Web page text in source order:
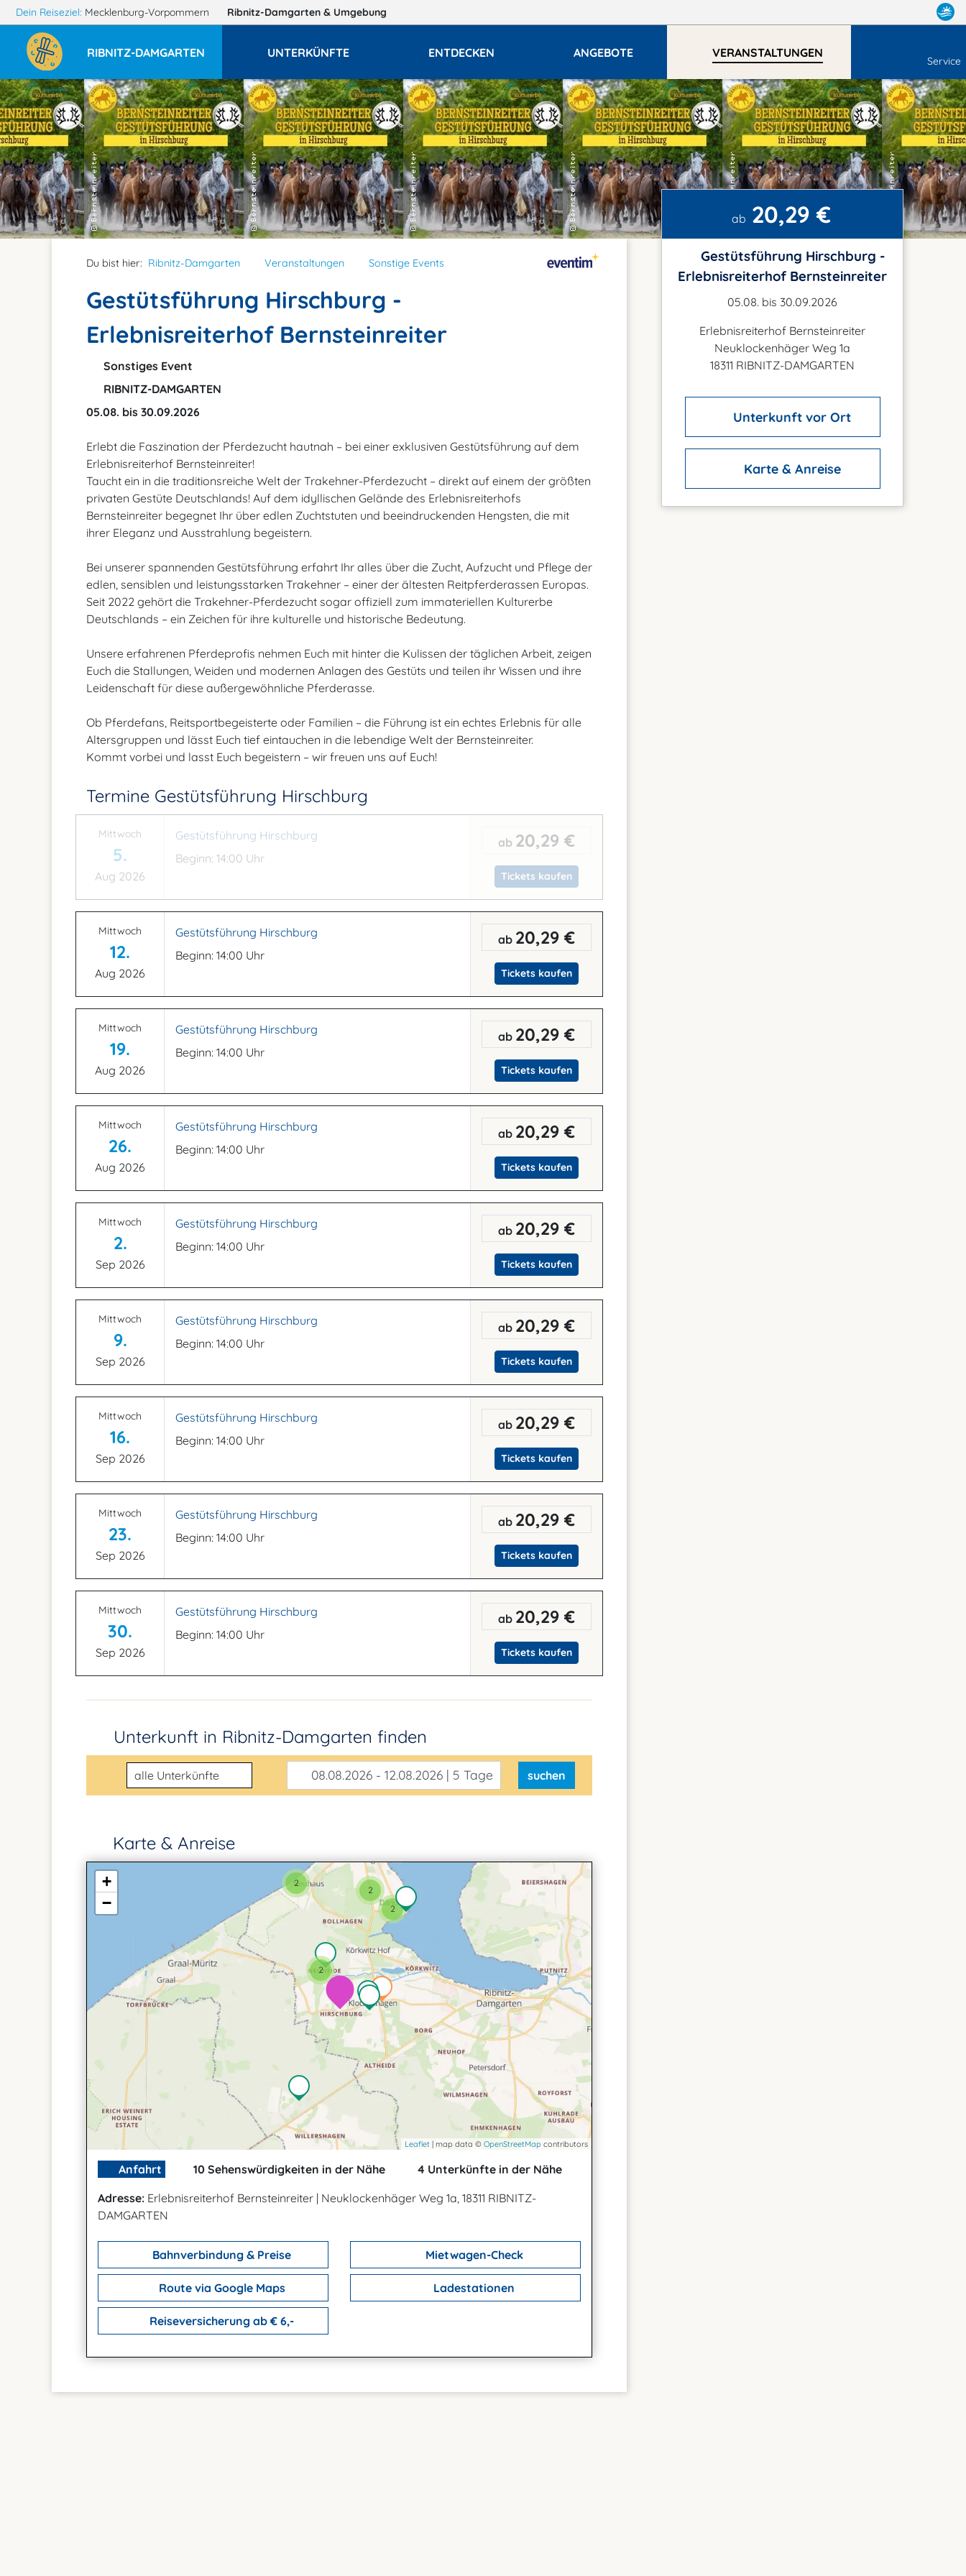
Dein Reiseziel: Mecklenburg-Vorpommern Ribnitz-Damgarten & Umgebung
RIBNITZ-DAMGARTEN UNTERKÜNFTE ENTDECKEN ANGEBOTE VERANSTALTUNGEN
Service
Du bist hier: Ribnitz-Damgarten Veranstaltungen Sonstige Events
Gestütsführung Hirschburg -
Erlebnisreiterhof Bernsteinreiter
Sonstiges Event
RIBNITZ-DAMGARTEN
05.08. bis 30.09.2026
Erlebt die Faszination der Pferdezucht hautnah – bei einer exklusiven Gestütsführung auf dem
Erlebnisreiterhof Bernsteinreiter!
Taucht ein in die traditionsreiche Welt der Trakehner-Pferdezucht – direkt auf einem der größten
privaten Gestüte Deutschlands! Auf dem idyllischen Gelände des Erlebnisreiterhofs
Bernsteinreiter begegnet Ihr über edlen Zuchtstuten und beeindruckenden Hengsten, die mit
ihrer Eleganz und Ausstrahlung begeistern.
Bei unserer spannenden Gestütsführung erfahrt Ihr alles über die Zucht, Aufzucht und Pflege der
edlen, sensiblen und leistungsstarken Trakehner – einer der ältesten Reitpferderassen Europas.
Seit 2022 gehört die Trakehner-Pferdezucht sogar offiziell zum immateriellen Kulturerbe
Deutschlands – ein Zeichen für ihre kulturelle und historische Bedeutung.
Unsere erfahrenen Pferdeprofis nehmen Euch mit hinter die Kulissen der täglichen Arbeit, zeigen
Euch die Stallungen, Weiden und modernen Anlagen des Gestüts und teilen ihr Wissen und ihre
Leidenschaft für diese außergewöhnliche Pferderasse.
Ob Pferdefans, Reitsportbegeisterte oder Familien – die Führung ist ein echtes Erlebnis für alle
Altersgruppen und lässt Euch tief eintauchen in die lebendige Welt der Bernsteinreiter.
Kommt vorbei und lasst Euch begeistern – wir freuen uns auf Euch!
Termine Gestütsführung Hirschburg
Mittwoch
5.
Aug 2026
Gestütsführung Hirschburg
Beginn: 14:00 Uhr
ab 20,29 €
Tickets kaufen
Mittwoch
12.
Aug 2026
Gestütsführung Hirschburg
Beginn: 14:00 Uhr
ab 20,29 €
Tickets kaufen
Mittwoch
19.
Aug 2026
Gestütsführung Hirschburg
Beginn: 14:00 Uhr
ab 20,29 €
Tickets kaufen
Mittwoch
26.
Aug 2026
Gestütsführung Hirschburg
Beginn: 14:00 Uhr
ab 20,29 €
Tickets kaufen
Mittwoch
2.
Sep 2026
Gestütsführung Hirschburg
Beginn: 14:00 Uhr
ab 20,29 €
Tickets kaufen
Mittwoch
9.
Sep 2026
Gestütsführung Hirschburg
Beginn: 14:00 Uhr
ab 20,29 €
Tickets kaufen
Mittwoch
16.
Sep 2026
Gestütsführung Hirschburg
Beginn: 14:00 Uhr
ab 20,29 €
Tickets kaufen
Mittwoch
23.
Sep 2026
Gestütsführung Hirschburg
Beginn: 14:00 Uhr
ab 20,29 €
Tickets kaufen
Mittwoch
30.
Sep 2026
Gestütsführung Hirschburg
Beginn: 14:00 Uhr
ab 20,29 €
Tickets kaufen
Unterkunft in Ribnitz-Damgarten finden
Unterkunftsart 08.08.2026 - 12.08.2026 | 5 Tage suchen
Karte & Anreise
2
2
2
2
+
−
Leaflet | map data © OpenStreetMap contributors
Anfahrt 10 Sehenswürdigkeiten in der Nähe
4 Unterkünfte in der Nähe
Adresse: Erlebnisreiterhof Bernsteinreiter | Neuklockenhäger Weg 1a, 18311 RIBNITZ-
DAMGARTEN
Bahnverbindung & Preise Mietwagen-Check
Route via Google Maps Ladestationen
Reiseversicherung ab € 6,-
ab 20,29 €
Gestütsführung Hirschburg -
Erlebnisreiterhof Bernsteinreiter
05.08. bis 30.09.2026
Erlebnisreiterhof Bernsteinreiter
Neuklockenhäger Weg 1a
18311 RIBNITZ-DAMGARTEN
Unterkunft vor Ort
Karte & Anreise